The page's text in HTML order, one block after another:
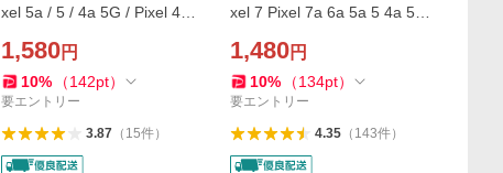
xel 5a / 5 / 4a 5G / Pixel 4a
ケース カード収納 蓋マグネ
ット ストラップリング 手帳
型 カバー
1,580円
10% （142pt）
要エントリー
3.87（ 15件）
xel 7 Pixel 7a 6a 5a 5 4a 5G
カバー カード収納 手帳型 サ
イドマグネット 軽量 薄型 お
しゃれ 薄型
1,480円
10% （134pt）
要エントリー
4.35（ 143件）